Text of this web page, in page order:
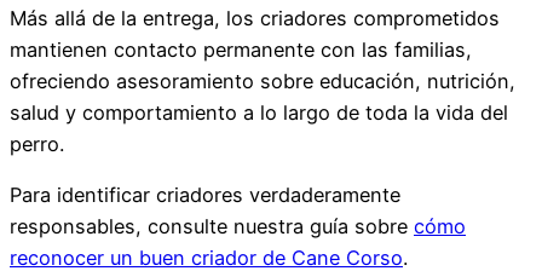
Más allá de la entrega, los criadores comprometidos
mantienen contacto permanente con las familias,
ofreciendo asesoramiento sobre educación, nutrición,
salud y comportamiento a lo largo de toda la vida del
perro.
Para identificar criadores verdaderamente
responsables, consulte nuestra guía sobre cómo
reconocer un buen criador de Cane Corso.